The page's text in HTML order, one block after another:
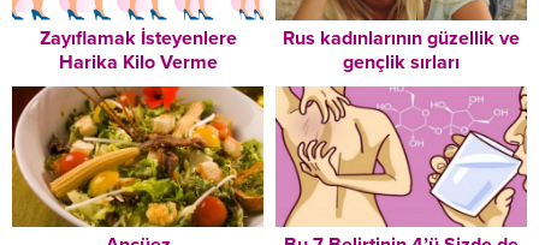
Zayıflamak İsteyenlere
Harika Kilo Verme
Tavsiyeleri – Mutlaka
Okuyun!
Rus kadınlarının güzellik ve
gençlik sırları